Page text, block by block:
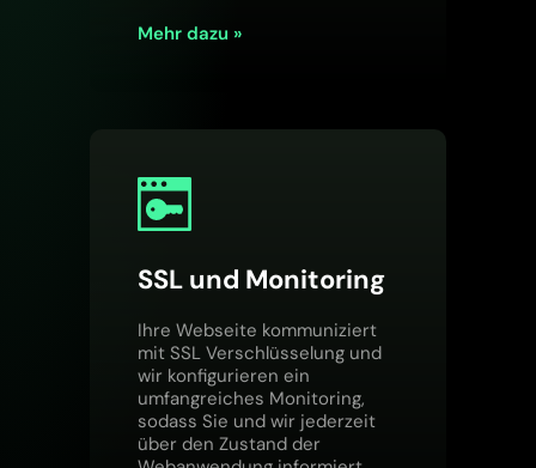
Mehr dazu »
SSL und Monitoring
Ihre Webseite kommuniziert
mit SSL Verschlüsselung und
wir konfigurieren ein
umfangreiches Monitoring,
sodass Sie und wir jederzeit
über den Zustand der